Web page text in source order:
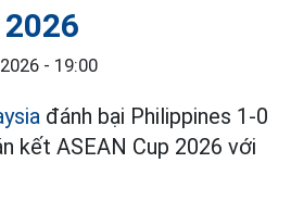
- 19:00
đánh bại Philippines 1-0
kết ASEAN Cup 2026 với